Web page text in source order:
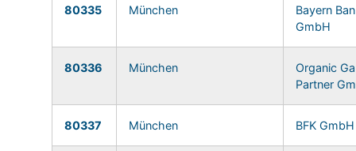
80335 München
Bayern
GmbH
80336 München
Organic
Partner
80337 München BFK GmbH